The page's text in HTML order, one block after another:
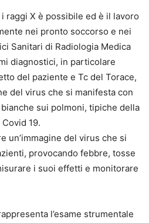
raggi X è possibile ed è il lavoro
nei pronto soccorso e nei
Sanitari di Radiologia Medica
diagnostici, in particolare
del paziente e Tc del Torace,
del virus che si manifesta con
sui polmoni, tipiche della
19.
un’immagine del virus che si
provocando febbre, tosse
i suoi effetti e monitorare
l’esame strumentale